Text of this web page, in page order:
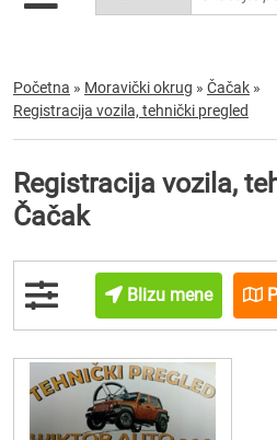
Početna » Moravički okrug » Čačak »
Registracija vozila, tehnički pregled
Registracija vozila,
Čačak
Blizu mene